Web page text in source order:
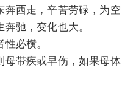
奔西走，辛苦劳碌，为空
驰，变化也大。
必横。
母带疾或早伤，如果母体